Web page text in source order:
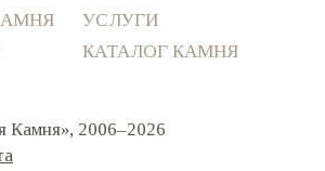
УСЛУГИ
КАТАЛОГ КАМНЯ
Камня», 2006–2026